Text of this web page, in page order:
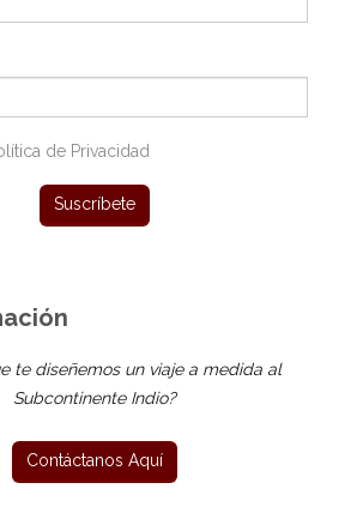
de Privacidad
te diseñemos un viaje a medida al
Subcontinente Indio?